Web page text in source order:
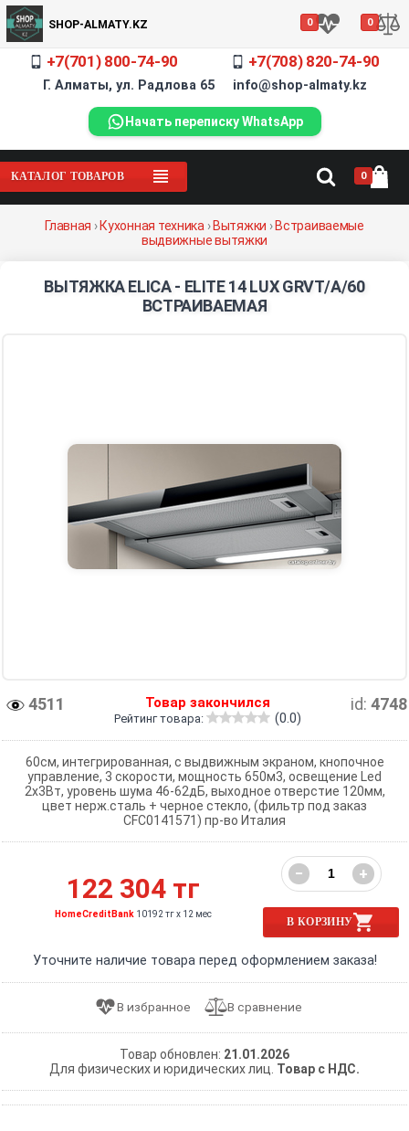
SHOP-ALMATY.KZ 0 0
+7(701) 800-74-90 +7(708) 820-74-90
Г. Алматы, ул. Радлова 65 info@shop-almaty.kz
Начать переписку WhatsApp
КАТАЛОГ ТОВАРОВ 0
Главная ›Кухонная техника ›Вытяжки ›Встраиваемые
выдвижные вытяжки
ВЫТЯЖКА ELICA - ELITE 14 LUX GRVT/A/60
ВСТРАИВАЕМАЯ
4511 id: 4748
Товар закончился
Рейтинг товара: (0.0)
60см, интегрированная, с выдвижным экраном, кнопочное
управление, 3 скорости, мощность 650м3, освещение Led
2х3Вт, уровень шума 46-62дБ, выходное отверстие 120мм,
цвет нерж.сталь + черное стекло, (фильтр под заказ
CFC0141571) пр-во Италия
122 304 тг
HomeCreditBank 10192 тг x 12 мес
− +
В КОРЗИНУ
Уточните наличие товара перед оформлением заказа!
Товар обновлен: 21.01.2026
Для физических и юридических лиц. Товар с НДС.